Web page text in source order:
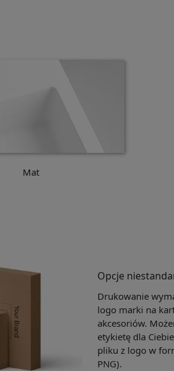
Mat
Opcje
Drukowanie
logo marki na
akcesoriów.
etykietę dla
pliku z logo w
PNG).